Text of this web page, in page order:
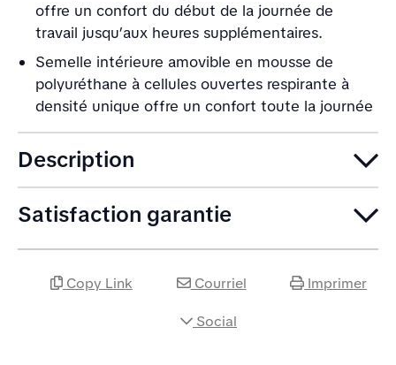
offre un confort du début de la journée de
travail jusqu’aux heures supplémentaires.
Semelle intérieure amovible en mousse de
polyuréthane à cellules ouvertes respirante à
densité unique offre un confort toute la journée
Description
Satisfaction garantie
Copy Link Courriel Imprimer
Social